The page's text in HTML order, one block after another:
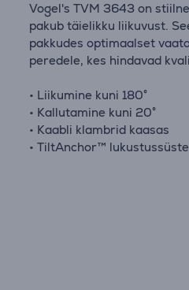
Vogel's TVM 3643 on
pakub täielikku liikuvust.
pakkudes optimaalset
peredele, kes hindavad
• Liikumine kuni 180°
• Kallutamine kuni 20°
• Kaabli klambrid kaasas
• TiltAnchor™